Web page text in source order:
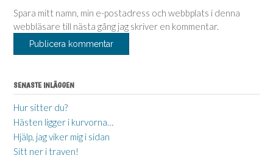
Spara mitt namn, min e-postadress och webbplats i denna
webbläsare till nästa gång jag skriver en kommentar.
SENASTE INLÄGGEN
Hur sitter du?
Hästen ligger i kurvorna…
Hjälp, jag viker mig i sidan
Sitt ner i traven!